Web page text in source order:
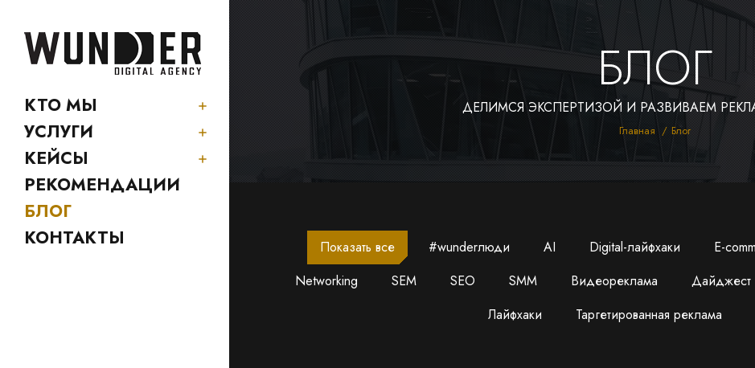
КТО МЫ
УСЛУГИ
КЕЙСЫ
РЕКОМЕНДАЦИИ
БЛОГ
КОНТАКТЫ
БЛОГ
ДЕЛИМСЯ ЭКСПЕРТИЗОЙ И РАЗВИВАЕМ
Вы здесь:
Главная Блог
Показать все #wunderлюди AI Digital-лайфхаки E-
Networking
SEM SEO SMM Видеореклама Дайджест
Лайфхаки
Таргетированная реклама